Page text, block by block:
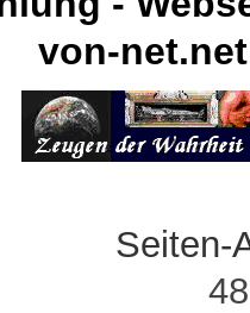
von-net.net
Seiten-